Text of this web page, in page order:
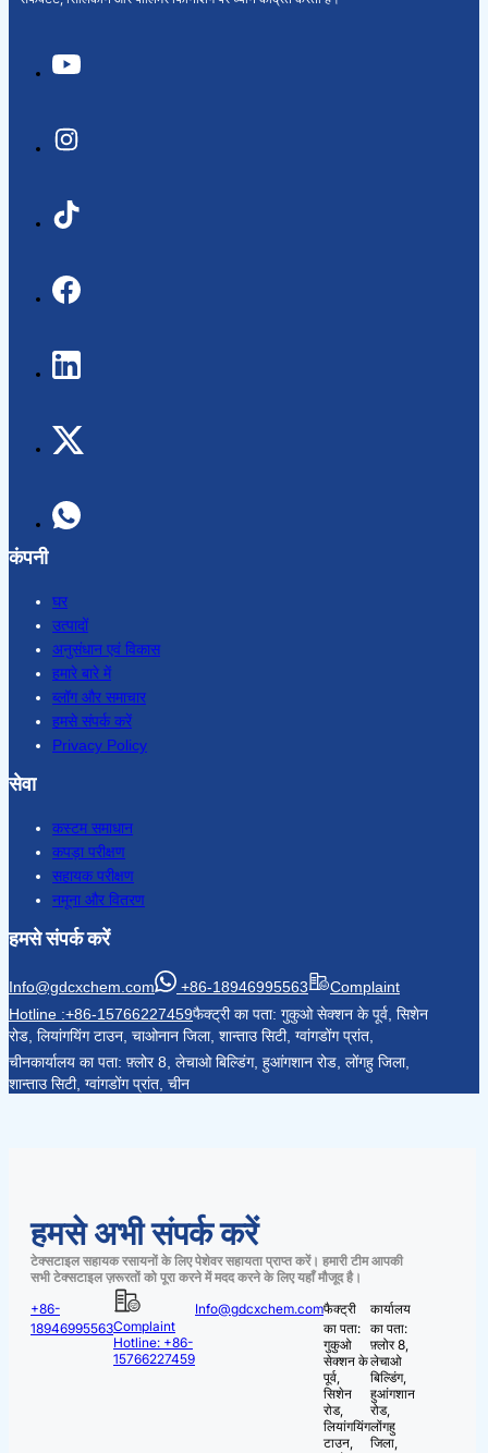
कंपनी
घर
उत्पादों
अनुसंधान एवं विकास
हमारे बारे में
ब्लॉग और समाचार
हमसे संपर्क करें
Privacy Policy
सेवा
कस्टम समाधान
कपड़ा परीक्षण
सहायक परीक्षण
नमूना और वितरण
हमसे संपर्क करें
Info@gdcxchem.com +86-18946995563
Complaint
Hotline :+86-15766227459फैक्ट्री का पता: गुकुओ सेक्शन के पूर्व, सिशेन
रोड, लियांगयिंग टाउन, चाओनान जिला, शान्ताउ सिटी, ग्वांगडोंग प्रांत,
चीनकार्यालय का पता: फ़्लोर 8, लेचाओ बिल्डिंग, हुआंगशान रोड, लोंगहु जिला,
शान्ताउ सिटी, ग्वांगडोंग प्रांत, चीन
हमसे अभी संपर्क करें
टेक्सटाइल सहायक रसायनों के लिए पेशेवर सहायता प्राप्त करें। हमारी टीम आपकी
सभी टेक्सटाइल ज़रूरतों को पूरा करने में मदद करने के लिए यहाँ मौजूद है।
+86-
18946995563Complaint
Hotline: +86-
15766227459
Info@gdcxchem.comफैक्ट्री
का पता:
गुकुओ
सेक्शन के
पूर्व,
सिशेन
रोड,
लियांगयिंग
टाउन,
कार्यालय
का पता:
फ़्लोर 8,
लेचाओ
बिल्डिंग,
हुआंगशान
रोड,
लोंगहु
जिला,